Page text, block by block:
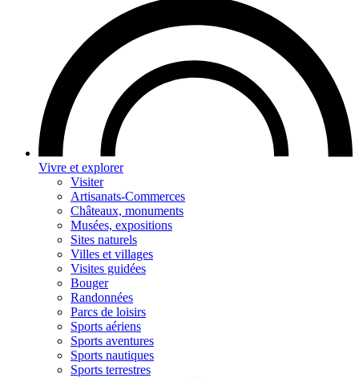
Vivre et explorer
Visiter
Artisanats-Commerces
Châteaux, monuments
Musées, expositions
Sites naturels
Villes et villages
Visites guidées
Bouger
Randonnées
Parcs de loisirs
Sports aériens
Sports aventures
Sports nautiques
Sports terrestres